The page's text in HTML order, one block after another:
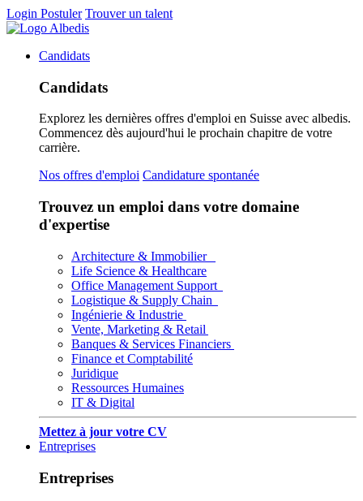
Login Postuler Trouver un talent
Candidats
Candidats
Explorez les dernières offres d'emploi en Suisse avec albedis.
Commencez dès aujourd'hui le prochain chapitre de votre
carrière.
Nos offres d'emploi Candidature spontanée
Trouvez un emploi dans votre domaine
d'expertise
Architecture & Immobilier
Life Science & Healthcare
Office Management Support
Logistique & Supply Chain
Ingénierie & Industrie
Vente, Marketing & Retail
Banques & Services Financiers
Finance et Comptabilité
Juridique
Ressources Humaines
IT & Digital
Mettez à jour votre CV
Entreprises
Entreprises